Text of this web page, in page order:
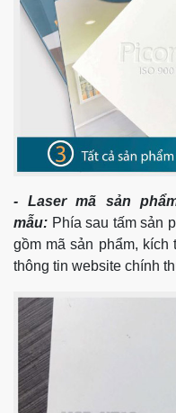
- Laser mã sản
mẫu: Phía sau tấm sản
gồm mã sản phẩm,
thông tin website chính